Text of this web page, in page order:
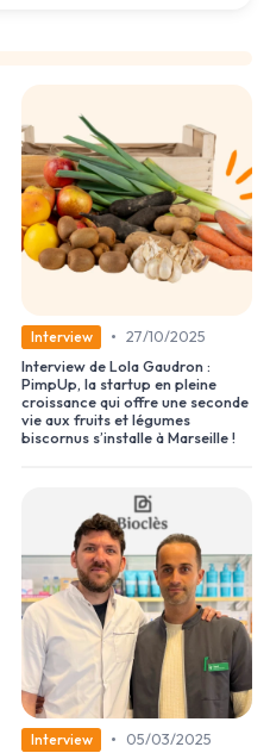
Interview • 27/10/2025
Interview de Lola Gaudron :
PimpUp, la startup en pleine
croissance qui offre une seconde
vie aux fruits et légumes
biscornus s’installe à Marseille !
Interview •
05/03/2025